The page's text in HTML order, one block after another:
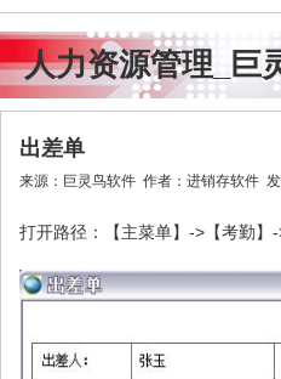
人力资源管理_巨
出差单
来源：巨灵鸟软件 作者：进销存软件
打开路径：【主菜单】 -> 【考勤】